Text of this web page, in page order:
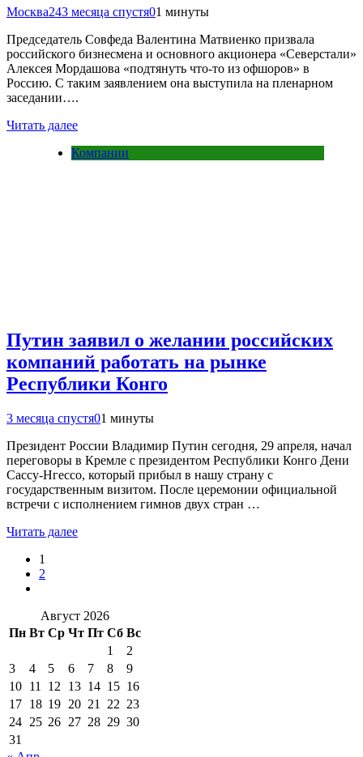
Москва243 месяца спустя01 минуты
Председатель Совфеда Валентина Матвиенко призвала
российского бизнесмена и основного акционера «Северстали»
Алексея Мордашова «подтянуть что-то из офшоров» в
Россию. С таким заявлением она выступила на пленарном
заседании….
Читать далее
Компании
Путин заявил о желании российских
компаний работать на рынке
Республики Конго
3 месяца спустя01 минуты
Президент России Владимир Путин сегодня, 29 апреля, начал
переговоры в Кремле с президентом Республики Конго Дени
Сассу-Нгессо, который прибыл в нашу страну с
государственным визитом. После церемонии официальной
встречи с исполнением гимнов двух стран …
Читать далее
1
2
Август 2026
Пн Вт Ср Чт Пт Сб Вс
1
2
3
4 5 6 7 8
9
10 11 12 13 14 15 16
17 18 19 20 21 22 23
24 25 26 27 28 29 30
31